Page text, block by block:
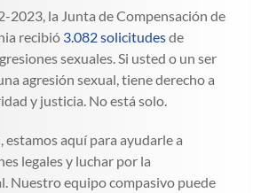
2023, la Junta de Compensación de
recibió 3.082 solicitudesde
sexuales. Si usted o un ser
agresión sexual, tiene derecho a
y justicia. No está solo.
estamos aquí para ayudarle a
legales y luchar por la
Nuestro equipo compasivo puede